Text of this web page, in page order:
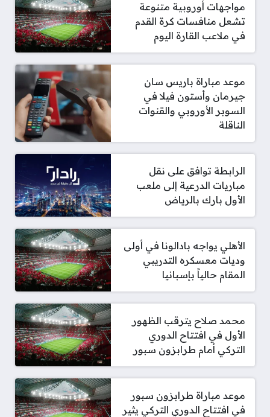
مواجهات أوروبية متنوعة
تشعل منافسات كرة القدم
في ملاعب القارة اليوم
موعد مباراة باريس سان
جيرمان وأستون فيلا في
السوبر الأوروبي والقنوات
الناقلة
الرابطة توافق على نقل
مباريات الدرعية إلى ملعب
الأول بارك بالرياض
الأهلي يواجه بادالونا في أولى
وديات معسكره التدريبي
المقام حالياً بإسبانيا
محمد صلاح يترقب الظهور
الأول في افتتاح الدوري
التركي أمام طرابزون سبور
موعد مباراة طرابزون سبور
في افتتاح الدوري التركي يثير